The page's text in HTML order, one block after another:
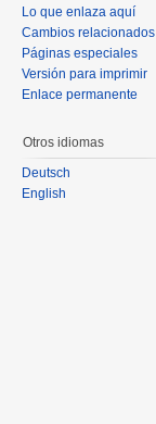
Lo que enlaza aquí
Cambios relacionados
Páginas especiales
Versión para imprimir
Enlace permanente
Otros idiomas
Deutsch
English